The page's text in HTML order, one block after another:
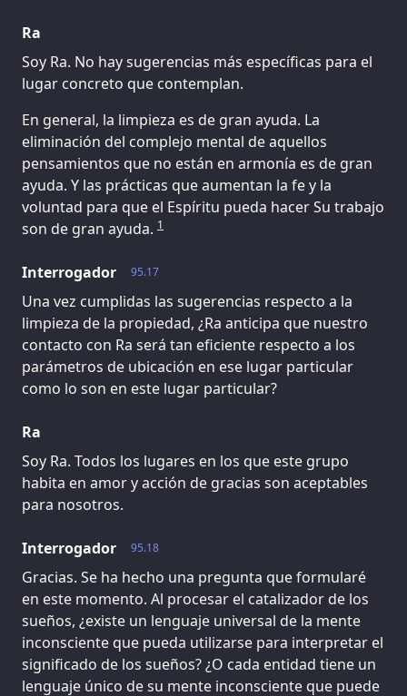
Ra
Soy Ra. No hay sugerencias más específicas para el
lugar concreto que contemplan.
En general, la limpieza es de gran ayuda. La
eliminación del complejo mental de aquellos
pensamientos que no están en armonía es de gran
ayuda. Y las prácticas que aumentan la fe y la
voluntad para que el Espíritu pueda hacer Su trabajo
son de gran ayuda. 1
95.17
Interrogador
Una vez cumplidas las sugerencias respecto a la
limpieza de la propiedad, ¿Ra anticipa que nuestro
contacto con Ra será tan eficiente respecto a los
parámetros de ubicación en ese lugar particular
como lo son en este lugar particular?
Ra
Soy Ra. Todos los lugares en los que este grupo
habita en amor y acción de gracias son aceptables
para nosotros.
95.18
Interrogador
Gracias. Se ha hecho una pregunta que formularé
en este momento. Al procesar el catalizador de los
sueños, ¿existe un lenguaje universal de la mente
inconsciente que pueda utilizarse para interpretar el
significado de los sueños? ¿O cada entidad tiene un
lenguaje único de su mente inconsciente que puede